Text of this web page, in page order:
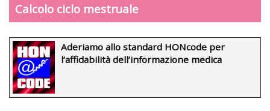
Calcolo ciclo mestruale
Aderiamo allo standard HONcode per
l’affidabilità dell’informazione medica